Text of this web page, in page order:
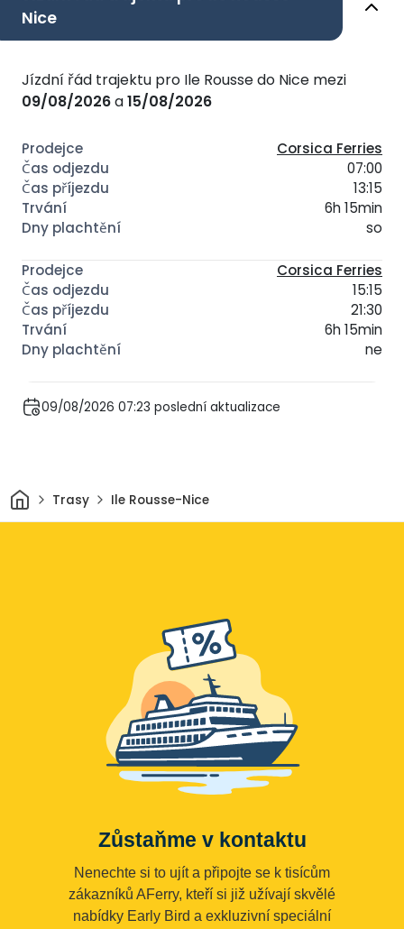
Nice
Jízdní řád trajektu pro Ile Rousse do Nice mezi
09/08/2026a15/08/2026
Corsica Ferries
07:00
13:15
6h 15min
so
Corsica Ferries
15:15
21:30
6h 15min
ne
09/08/2026 07:23 poslední aktualizace
Domov
Trasy Ile Rousse-Nice
Zůstaňme v kontaktu
Nenechte si to ujít a připojte se k tisícům
zákazníků AFerry, kteří si již užívají skvělé
nabídky Early Bird a exkluzivní speciální